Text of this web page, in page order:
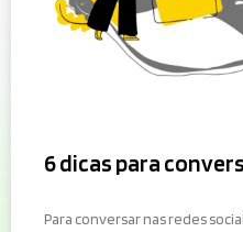
6 dicas para
Para conversar nas redes